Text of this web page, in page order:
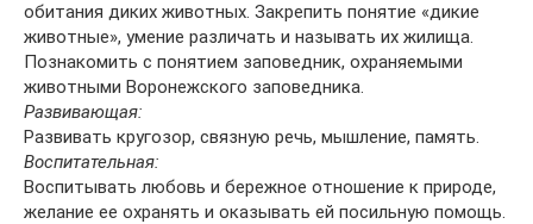
обитания диких животных. Закрепить понятие «дикие
животные», умение различать и называть их жилища.
Познакомить с понятием заповедник, охраняемыми
животными Воронежского заповедника.
Развивающая:
Развивать кругозор, связную речь, мышление, память.
Воспитательная:
Воспитывать любовь и бережное отношение к природе,
желание ее охранять и оказывать ей посильную помощь.